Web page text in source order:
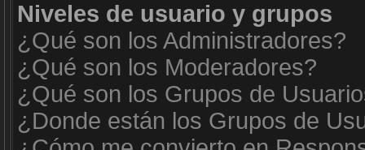
Niveles de usuario y grupos
¿Qué son los Administradores?
¿Qué son los Moderadores?
¿Qué son los Grupos de
¿Donde están los Grupos de